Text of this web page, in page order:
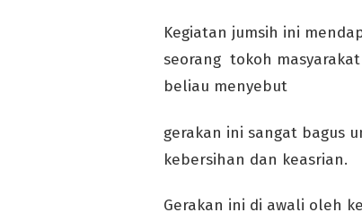
Kegiatan jumsih ini
seorang tokoh masyarakat
beliau menyebut
gerakan ini sangat bagus
kebersihan dan keasrian.
Gerakan ini di awali oleh